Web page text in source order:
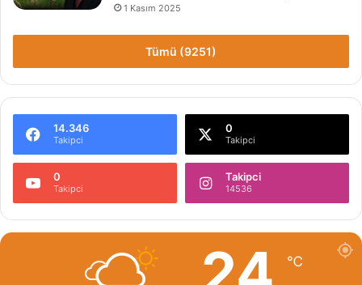
1 Kasım 2025
Tümü (9251)
14.346
Takipci
0
Takipci
0
Takipci
Takipci
14536
℃